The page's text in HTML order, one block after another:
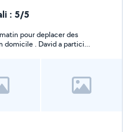
: 5/5
pour deplacer des